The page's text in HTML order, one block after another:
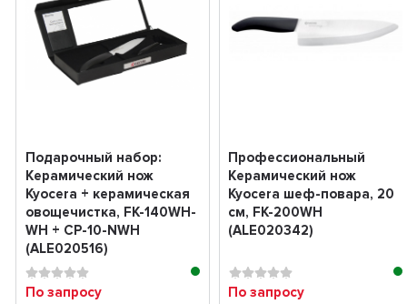
Подарочный набор:
Керамический нож
Kyocera + керамическая
овощечистка, FK-140WH-
WH + CP-10-NWH
(ALE020516)
По запросу
Профессиональный
Керамический нож
Kyocera шеф-повара, 20
см, FK-200WH
(ALE020342)
По запросу